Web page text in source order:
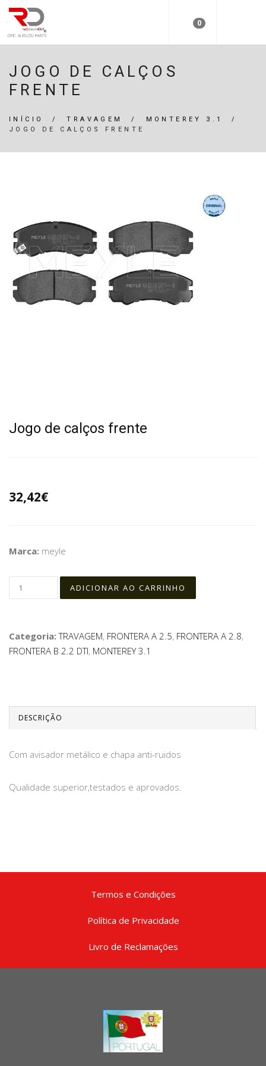
0
JOGO DE CALÇOS
FRENTE
INÍCIO /TRAVAGEM / MONTEREY 3.1
/
JOGO DE CALÇOS FRENTE
Jogo de calços frente
32,42€
Marca: meyle
Categoria:TRAVAGEM, FRONTERA A 2.5, FRONTERA A 2.8,
FRONTERA B 2.2 DTI, MONTEREY 3.1
DESCRIÇÃO
Com avisador metálico e chapa anti-ruidos
Qualidade superior,testados e aprovados.
Termos e Condições
Política de Privacidade
Livro de Reclamações